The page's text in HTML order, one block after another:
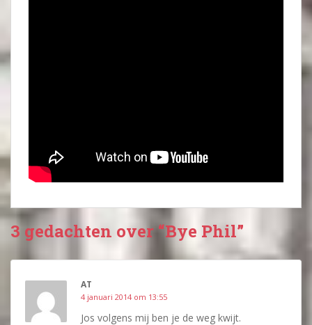
3 gedachten over “Bye Phil”
AT
4 januari 2014 om 13:55
Jos volgens mij ben je de weg kwijt.